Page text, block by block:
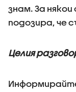
знам. За
подозира, че
Целия